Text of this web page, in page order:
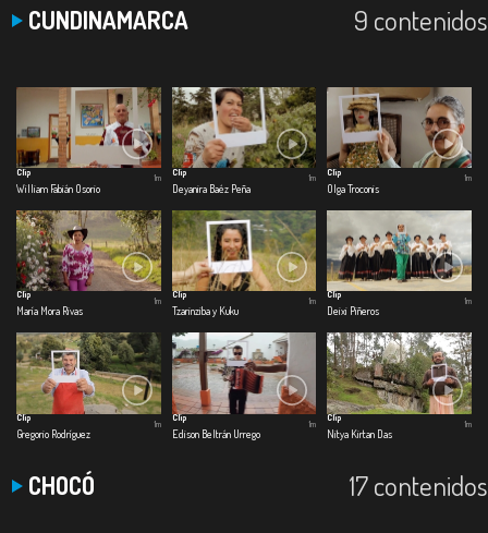
CUNDINAMARCA 9 contenidos
Clip
William Fabián Osorio
1m
Clip
Deyanira Baéz Peña
1m
Clip
Olga Troconis
1m
Clip
María Mora Rivas
1m
Clip
Tzarinziba y Kuku
1m
Clip
Deixi Piñeros
1m
Clip
Gregorio Rodríguez
1m
Clip
Edison Beltrán Urrego
1m
Clip
Nitya Kirtan Das
1m
CHOCÓ 17 contenidos